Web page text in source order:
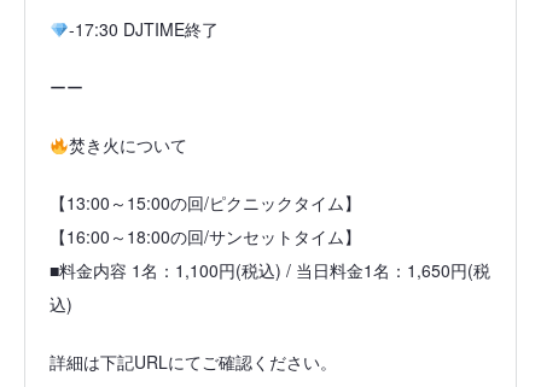
-17:30 DJTIME終了
ーー
焚き火について
【13:00～15:00の回/ピクニックタイム】
【16:00～18:00の回/サンセットタイム】
■料金内容 1名：1,100円(税込) / 当日料金1名：1,650円(税
込)
詳細は下記URLにてご確認ください。